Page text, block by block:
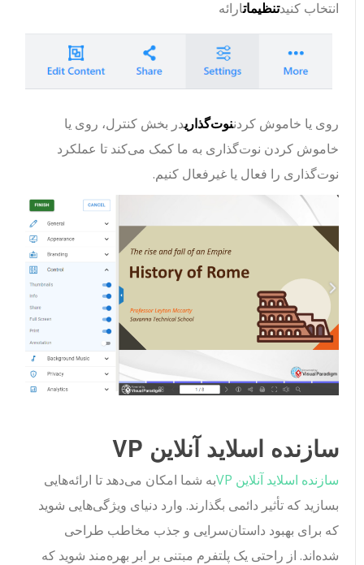
انتخاب کنیدتنظیماتارائه
روی یا خاموش کردن نوت‌گذاریدر بخش کنترل، روی یا
خاموش کردن نوت‌گذاری به ما کمک می‌کند تا عملکرد
نوت‌گذاری را فعال یا غیرفعال کنیم.
سازنده اسلاید آنلاین VP
سازنده اسلاید آنلاین VP
به شما امکان می‌دهد تا ارائه‌هایی
بسازید که تأثیر دائمی بگذارند. وارد دنیای ویژگی‌هایی شوید
که برای بهبود داستان‌سرایی و جذب مخاطب طراحی
شده‌اند. از راحتی یک پلتفرم مبتنی بر ابر بهره‌مند شوید که